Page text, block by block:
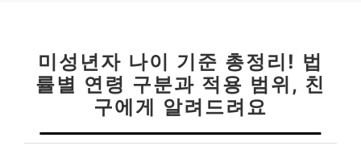
미성년자 나이 기준 총정리! 법
률별 연령 구분과 적용 범위, 친
구에게 알려드려요